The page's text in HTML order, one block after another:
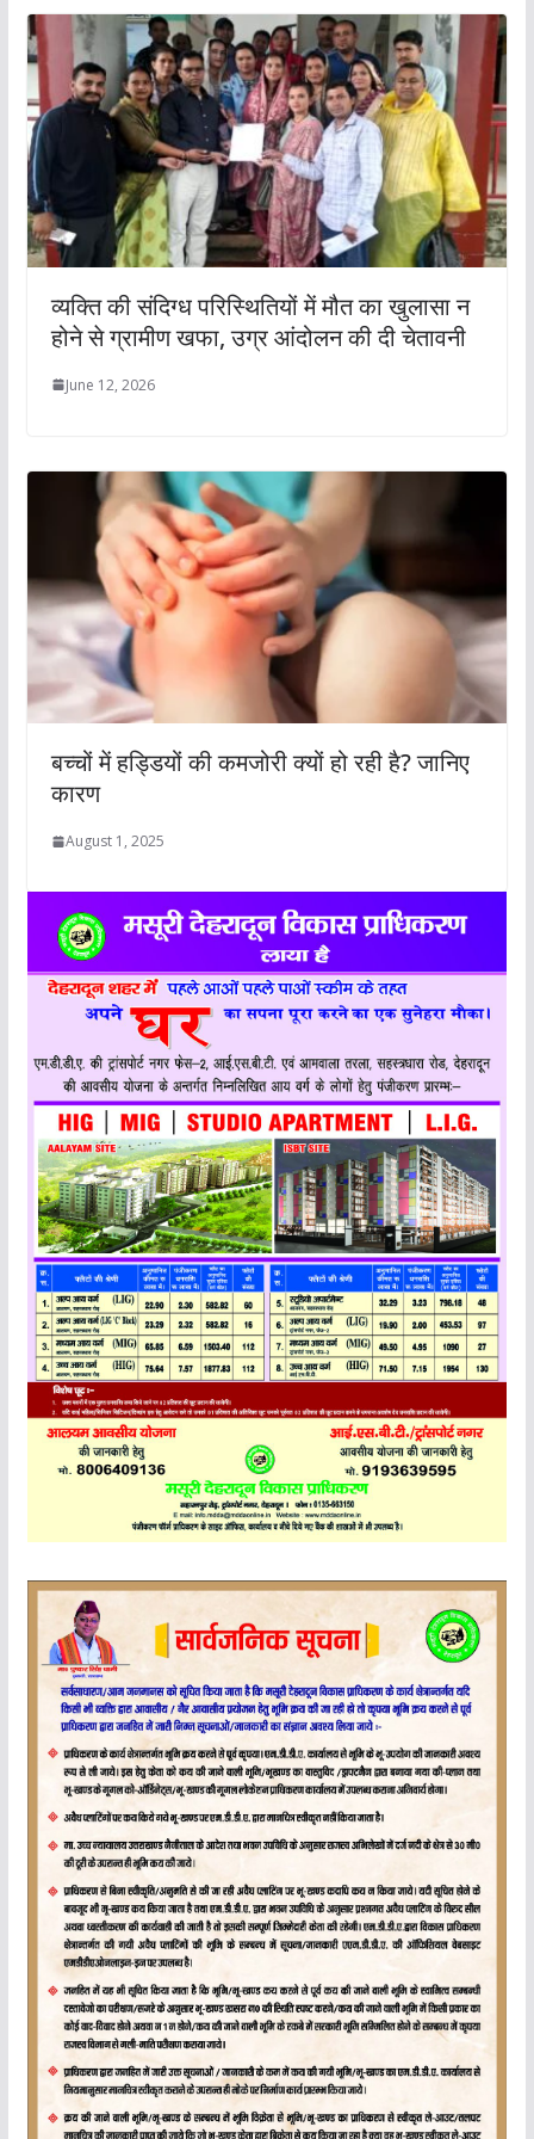
व्यक्ति की संदिग्ध परिस्थितियों में मौत का खुलासा न
होने से ग्रामीण खफा, उग्र आंदोलन की दी चेतावनी
June 12, 2026
बच्चों में हड्डियों की कमजोरी क्यों हो रही है? जानिए
कारण
August 1, 2025